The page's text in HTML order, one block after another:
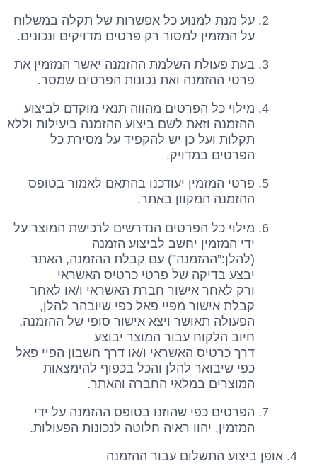
על מנת למנוע כל אפשרות של תקלה במשלוח
על המזמין למסור רק פרטים מדויקים ונכונים.
בעת פעולת השלמת ההזמנה יאשר המזמין את
פרטי ההזמנה ואת נכונות הפרטים שמסר.
מילוי כל הפרטים מהווה תנאי מוקדם לביצוע
ההזמנה וזאת לשם ביצוע ההזמנה ביעילות וללא
תקלות ועל כן יש להקפיד על מסירת כל
הפרטים במדויק.
פרטי המזמין יעודכנו בהתאם לאמור בטופס
ההזמנה המקוון באתר.
מילוי כל הפרטים הנדרשים לרכישת המוצר על
ידי המזמין יחשב לביצוע הזמנה
(להלן:”ההזמנה”) עם קבלת ההזמנה, האתר
יבצע בדיקה של פרטי כרטיס האשראי
ורק לאחר אישור חברת האשראי ו/או לאחר
קבלת אישור מפיי פאל כפי שיובהר להלן,
הפעולה תאושר ויצא אישור סופי של ההזמנה,
חיוב הלקוח עבור המוצר יבוצע
דרך כרטיס האשראי ו/או דרך חשבון הפיי פאל
כפי שיבואר להלן והכל בכפוף להימצאות
המוצרים במלאי החברה והאתר.
הפרטים כפי שהוזנו בטופס ההזמנה על ידי
המזמין, יהוו ראיה חלוטה לנכונות הפעולות.
אופן ביצוע התשלום עבור ההזמנה